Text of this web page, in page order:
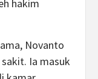
hakim
Novanto
Ia masuk